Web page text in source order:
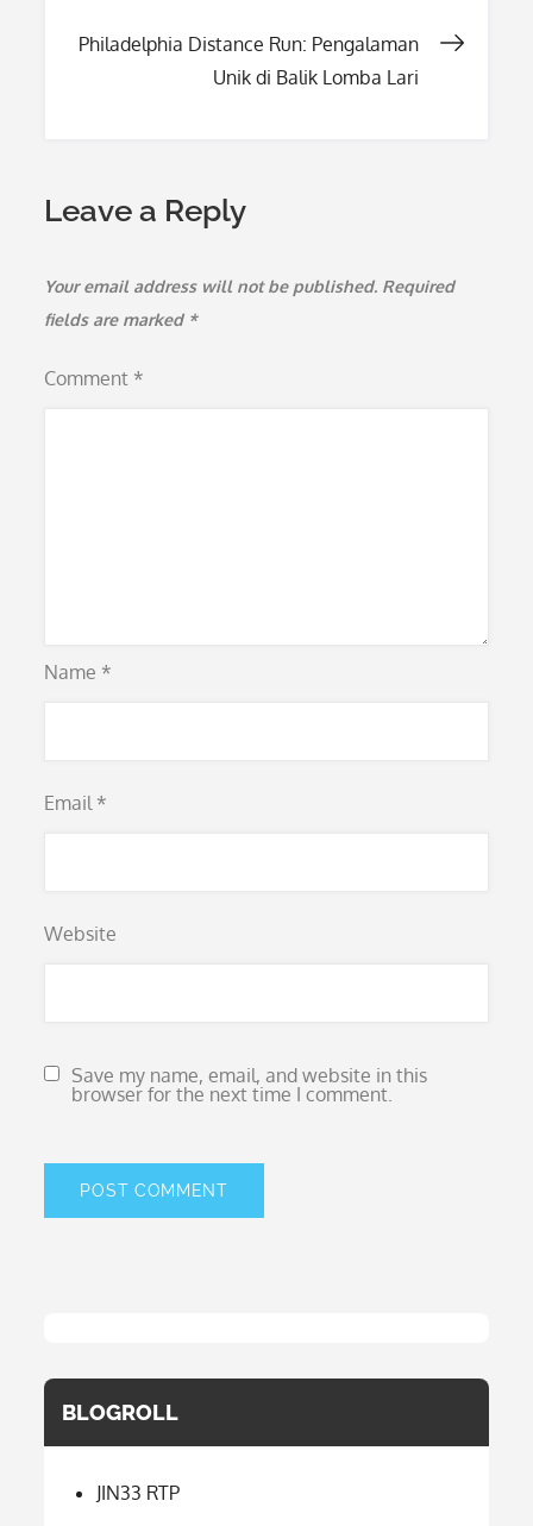
Philadelphia Distance Run: Pengalaman
Unik di Balik Lomba Lari
Leave a Reply
Your email address will not be published. Required
fields are marked *
Comment *
Name *
Email *
Website
Save my name, email, and website in this
browser for the next time I comment.
BLOGROLL
JIN33 RTP